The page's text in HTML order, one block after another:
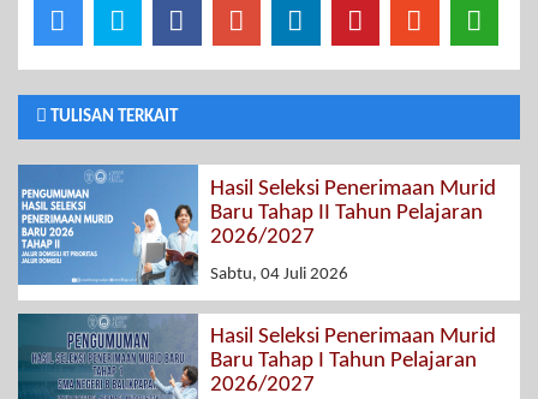
TULISAN TERKAIT
Hasil Seleksi Penerimaan Murid
Baru Tahap II Tahun Pelajaran
2026/2027
Sabtu, 04 Juli 2026
Hasil Seleksi Penerimaan Murid
Baru Tahap I Tahun Pelajaran
2026/2027